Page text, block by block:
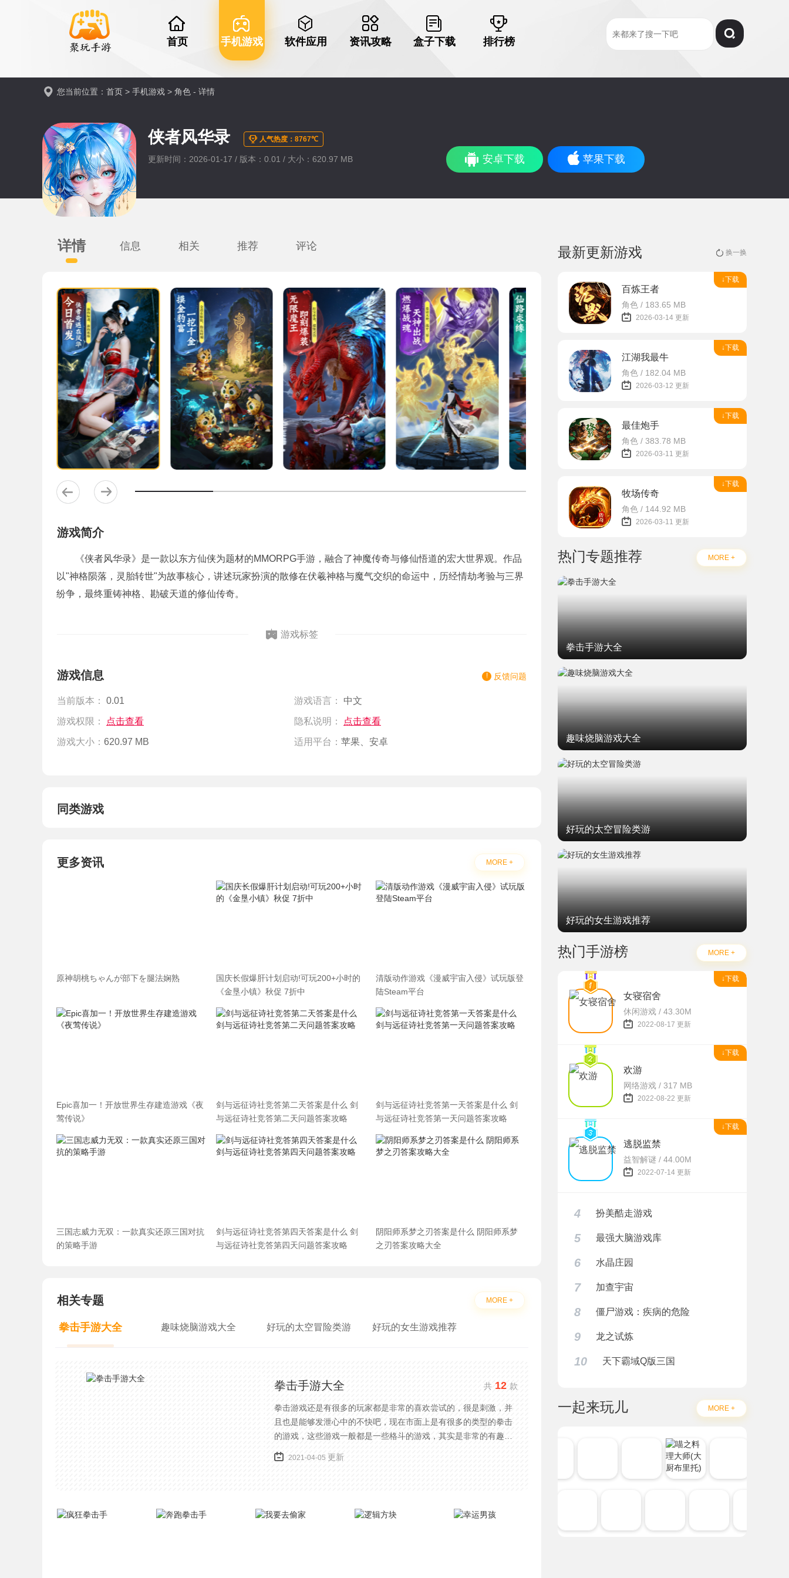
首页 手机游戏 软件应用 资讯攻略 盒子下载 排行榜
您当前位置： 首页 > 手机游戏 > 角色 - 详情
侠者风华录 人气热度：8767℃
更新时间：2026-01-17 / 版本：0.01 / 大小：620.97 MB 安卓下载 苹果下载
详情 信息 相关 推荐 评论
游戏简介
《侠者风华录》是一款以东方仙侠为题材的MMORPG手游，融合了神魔传奇与修仙悟道的宏大世界观。作品
以"神格陨落，灵胎转世"为故事核心，讲述玩家扮演的散修在伏羲神格与魔气交织的命运中，历经情劫考验与三界
纷争，最终重铸神格、勘破天道的修仙传奇。
游戏标签
游戏信息 反馈问题
当前版本： 0.01 游戏语言： 中文
游戏权限： 点击查看 隐私说明： 点击查看
游戏大小： 620.97 MB 适用平台： 苹果、安卓
同类游戏
更多资讯 MORE +
原神胡桃ちゃんが部下を腿法娴熟
国庆长假爆肝计划启动!可玩200+小时的
《金垦小镇》秋促 7折中
清版动作游戏《漫威宇宙入侵》试玩版登
陆Steam平台
Epic喜加一！开放世界生存建造游戏《夜
莺传说》
剑与远征诗社竞答第二天答案是什么 剑
与远征诗社竞答第二天问题答案攻略
剑与远征诗社竞答第一天答案是什么 剑
与远征诗社竞答第一天问题答案攻略
三国志威力无双：一款真实还原三国对抗
的策略手游
剑与远征诗社竞答第四天答案是什么 剑
与远征诗社竞答第四天问题答案攻略
阴阳师系梦之刃答案是什么 阴阳师系梦
之刃答案攻略大全
相关专题 MORE +
拳击手游大全 趣味烧脑游戏大全 好玩的太空冒险类游 好玩的女生游戏推荐
拳击手游大全 共12 款
拳击游戏还是有很多的玩家都是非常的喜欢尝试的，很是刺激，并
且也是能够发泄心中的不快吧，现在市面上是有很多的类型的拳击
的游戏，这些游戏一般都是一些格斗的游戏，其实是非常的有趣，
也是相当的刺激的，游戏中是有一些不同的场景都是能够去进行体
验的，我们也是能够去刺激的进行对战的，小编现在就是收集了一
2021-04-05 更新
最新更新游戏 换一换
↓下载
百炼王者
角色 / 183.65 MB
2026-03-14 更新
↓下载
江湖我最牛
角色 / 182.04 MB
2026-03-12 更新
↓下载
最佳炮手
角色 / 383.78 MB
2026-03-11 更新
↓下载
牧场传奇
角色 / 144.92 MB
2026-03-11 更新
热门专题推荐 MORE +
拳击手游大全
趣味烧脑游戏大全
好玩的太空冒险类游
好玩的女生游戏推荐
热门手游榜 MORE +
↓下载
女寝宿舍
休闲游戏 / 43.30M
2022-08-17 更新
↓下载
欢游
网络游戏 / 317 MB
2022-08-22 更新
↓下载
逃脱监禁
益智解谜 / 44.00M
2022-07-14 更新
4 扮美酷走游戏
5 最强大脑游戏库
6 水晶庄园
7 加查宇宙
8 僵尸游戏：疾病的危险
9 龙之试炼
10 天下霸域Q版三国
一起来玩儿 MORE +